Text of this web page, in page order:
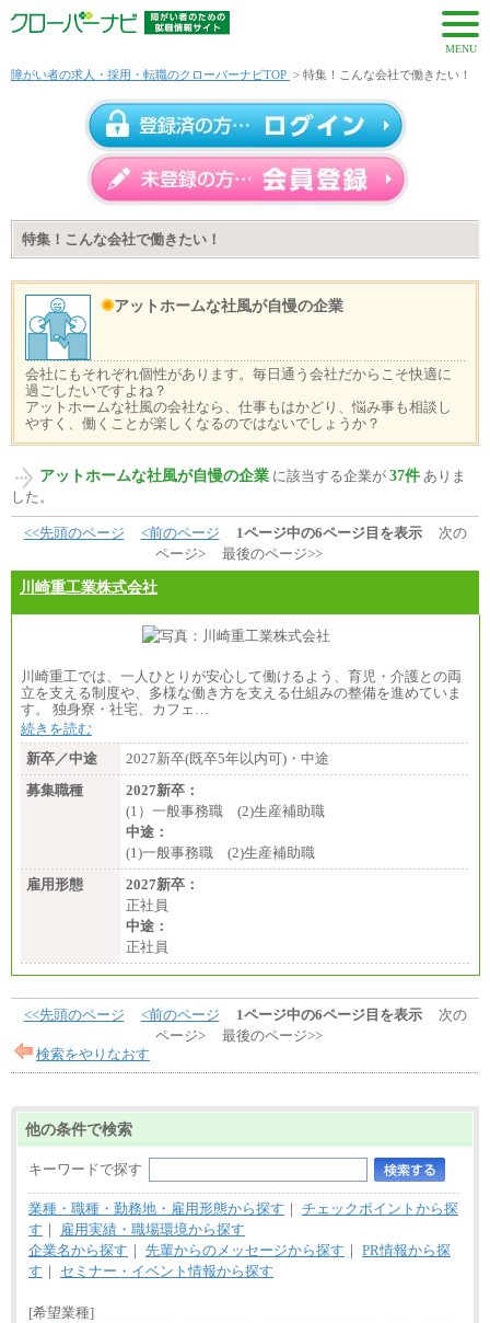
MENU
障がい者の求人・採用・転職のクローバーナビTOP > 特集！こんな会社で働きたい！
特集！こんな会社で働きたい！
アットホームな社風が自慢の企業
会社にもそれぞれ個性があります。毎日通う会社だからこそ快適に
過ごしたいですよね？
アットホームな社風の会社なら、仕事もはかどり、悩み事も相談し
やすく、働くことが楽しくなるのではないでしょうか？
アットホームな社風が自慢の企業 に該当する企業が 37件 ありま
した。
<<先頭のページ <前のページ 1ページ中の6ページ目を表示
次の
ページ>
最後のページ>>
川崎重工業株式会社
川崎重工では、一人ひとりが安心して働けるよう、育児・介護との両
立を支える制度や、多様な働き方を支える仕組みの整備を進めていま
す。 独身寮・社宅、カフェ…
続きを読む
新卒／中途
2027新卒(既卒5年以内可)・中途
募集職種
2027新卒：
(1）一般事務職 (2)生産補助職
中途：
(1)一般事務職 (2)生産補助職
雇用形態
2027新卒：
正社員
中途：
正社員
<<先頭のページ <前のページ 1ページ中の6ページ目を表示
次の
ページ>
最後のページ>>
検索をやりなおす
他の条件で検索
キーワードで探す
業種・職種・勤務地・雇用形態から探す ｜ チェックポイントから探
す ｜
雇用実績・職場環境から探す
企業名から探す ｜ 先輩からのメッセージから探す ｜ PR情報から探
す ｜ セミナー・イベント情報から探す
[希望業種]